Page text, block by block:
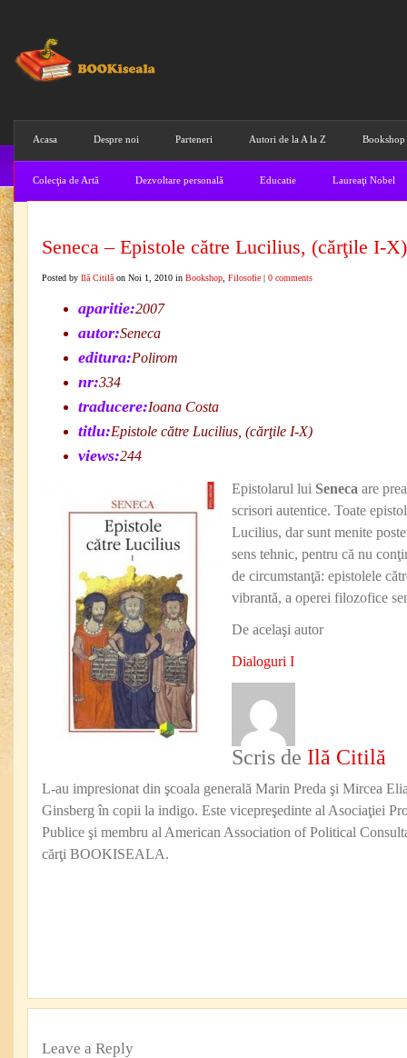
Acasa Despre noi Parteneri Autori de la A la Z Bookshop
Colecţia de Artă Dezvoltare personală Educatie Laureaţi Nobel
Seneca – Epistole către Lucilius, (cărţile I-X)
Posted by Ilă Citilă on Noi 1, 2010 in Bookshop Filosofie | 0 comments
aparitie:2007
autor:Seneca
editura:Polirom
nr:334
traducere:Ioana Costa
titlu:Epistole către Lucilius, (cărţile I-X)
views:244
Epistolarul lui Seneca are
scrisori autentice. Toate
Lucilius, dar sunt menite
sens tehnic, pentru că nu
de circumstanţă: epistolele
vibrantă, a operei filozofice
De acelaşi autor
Dialoguri I
Scris de Ilă Citilă
L-au impresionat din şcoala generală Marin Preda şi Mircea
Ginsberg în copii la indigo. Este vicepreşedinte al Asociaţiei
Publice şi membru al American Association of Political
cărţi BOOKISEALA.
Leave a Reply